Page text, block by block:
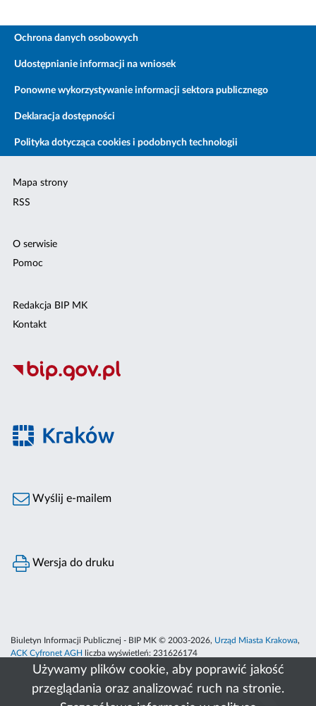
Używamy plików cookie, aby poprawić jakość
przeglądania oraz analizować ruch na stronie.
Ochrona danych osobowych
Udostępnianie informacji na wniosek
Ponowne wykorzystywanie informacji sektora publicznego
Deklaracja dostępności
Polityka dotycząca cookies i podobnych technologii
Mapa strony
RSS
O serwisie
Pomoc
Redakcja BIP MK
Kontakt
Wyślij e-mailem
Wersja do druku
Biuletyn Informacji Publicznej - BIP MK © 2003-2026, Urząd Miasta Krakowa,
ACK Cyfronet AGH
liczba wyświetleń: 231626174